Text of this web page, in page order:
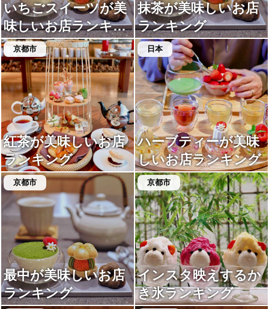
いちごスイーツが美
味しいお店ランキン
グ
抹茶が美味しいお店
ランキング
京都市
紅茶が美味しいお店
ランキング
日本
ハーブティーが美味
しいお店ランキング
京都市
最中が美味しいお店
ランキング
京都市
インスタ映えするか
き氷ランキング